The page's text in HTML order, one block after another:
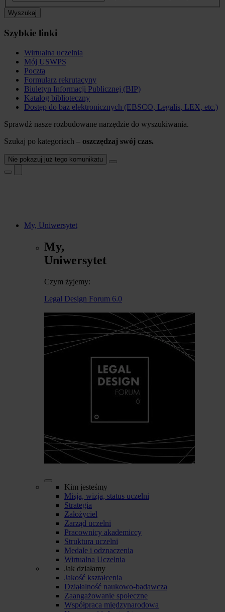
Wyszukaj
Szybkie linki
Wirtualna uczelnia
Mój USWPS
Poczta
Formularz rekrutacyny
Biuletyn Informacji Publicznej (BIP)
Katalog biblioteczny
Dostęp do baz elektronicznych (EBSCO, Legalis, LEX, etc.)
Sprawdź nasze rozbudowane narzędzie do wyszukiwania.
Szukaj po kategoriach – oszczędzaj swój czas.
Nie pokazuj już tego komunikatu
My, Uniwersytet
My,
Uniwersytet
Czym żyjemy:
Legal Design Forum 6.0
Kim jesteśmy
Misja, wizja, status uczelni
Strategia
Założyciel
Zarząd uczelni
Pracownicy akademiccy
Struktura uczelni
Medale i odznaczenia
Wirtualna Uczelnia
Jak działamy
Jakość kształcenia
Działalność naukowo-badawcza
Zaangażowanie społeczne
Współpraca międzynarodowa